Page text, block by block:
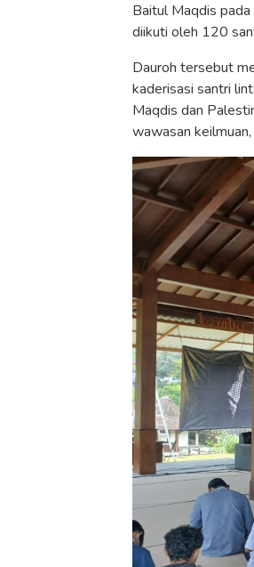
Baitul Maqdis
diikuti oleh 120
Dauroh tersebut
kaderisasi santri
Maqdis dan
wawasan